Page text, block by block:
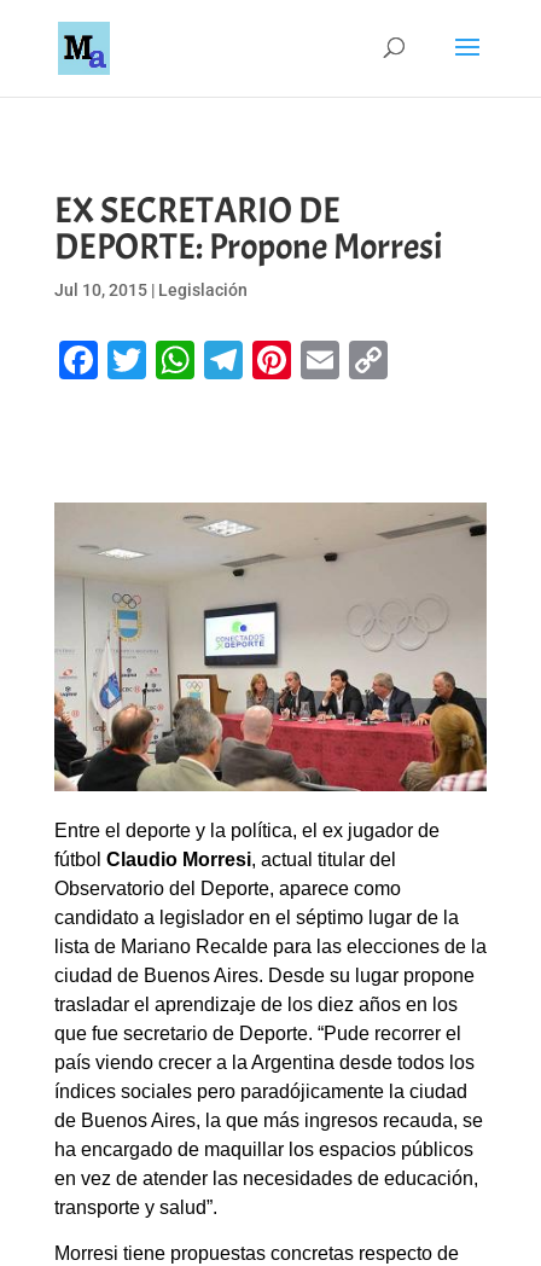
EX SECRETARIO DE
DEPORTE: Propone Morresi
Jul 10, 2015| Legislación
Facebook
Twitter
WhatsApp
Telegram
Pinterest
EmailCopy
Entre el deporte y la política, el ex jugador de
fútbol Claudio Morresi, actual titular del
Observatorio del Deporte, aparece como
candidato a legislador en el séptimo lugar de la
lista de Mariano Recalde para las elecciones de la
ciudad de Buenos Aires. Desde su lugar propone
trasladar el aprendizaje de los diez años en los
que fue secretario de Deporte. “Pude recorrer el
país viendo crecer a la Argentina desde todos los
índices sociales pero paradójicamente la ciudad
de Buenos Aires, la que más ingresos recauda, se
ha encargado de maquillar los espacios públicos
en vez de atender las necesidades de educación,
transporte y salud”.
Morresi tiene propuestas concretas respecto de